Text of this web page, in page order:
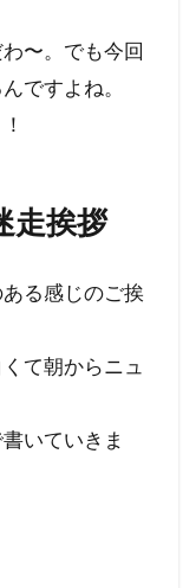
〜。でも今回
ですよね。
走挨拶
る感じのご挨
て朝からニュ
いていきま